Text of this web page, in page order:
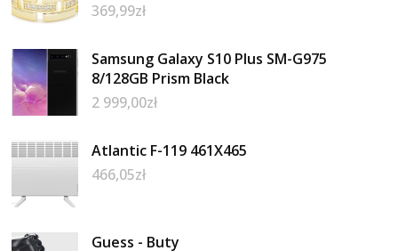
369,99zł
Samsung Galaxy S10 Plus SM-G975
8/128GB Prism Black
2 999,00zł
Atlantic F-119 461X465
466,05zł
Guess - Buty